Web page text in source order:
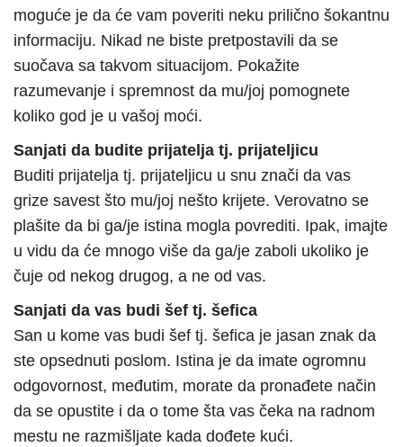
moguće je da će vam poveriti neku prilično šokantnu
informaciju. Nikad ne biste pretpostavili da se
suočava sa takvom situacijom. Pokažite
razumevanje i spremnost da mu/joj pomognete
koliko god je u vašoj moći.
Sanjati da budite prijatelja tj. prijateljicu
Buditi prijatelja tj. prijateljicu u snu znači da vas
grize savest što mu/joj nešto krijete. Verovatno se
plašite da bi ga/je istina mogla povrediti. Ipak, imajte
u vidu da će mnogo više da ga/je zaboli ukoliko je
čuje od nekog drugog, a ne od vas.
Sanjati da vas budi šef tj. šefica
San u kome vas budi šef tj. šefica je jasan znak da
ste opsednuti poslom. Istina je da imate ogromnu
odgovornost, međutim, morate da pronađete način
da se opustite i da o tome šta vas čeka na radnom
mestu ne razmišljate kada dođete kući.